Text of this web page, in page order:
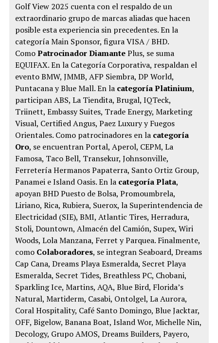
Golf View 2025 cuenta con el respaldo de un
extraordinario grupo de marcas aliadas que hacen
posible esta experiencia sin precedentes. En la
categoría Main Sponsor, figura VISA / BHD.
ComoPatrocinador DiamantePlus, se suma
EQUIFAX. En la Categoría Corporativa, respaldan el
evento BMW, JMMB, AFP Siembra, DP World,
Puntacana y Blue Mall. En la categoría Platinium,
participan ABS, La Tiendita, Brugal, IQTeck,
Triinett, Embassy Suites, Trade Energy, Marketing
Visual, Certified Angus, Paez Luxury y Fuegos
Orientales. Como patrocinadores en la categoría
Oro, se encuentran Portal, Aperol, CEPM, La
Famosa, Taco Bell, Transekur, Johnsonville,
Ferretería Hermanos Papaterra, Santo Ortiz Group,
Panamei e Island Oasis. En la categoría Plata,
apoyan BHD Puesto de Bolsa, Promoumbrela,
Liriano, Rica, Rubiera, Suerox, la Superintendencia de
Electricidad (SIE), BMI, Atlantic Tires, Herradura,
Stoli, Dountown, Almacén del Camión, Supex, Wiri
Woods, Lola Manzana, Ferret y Parquea. Finalmente,
como Colaboradores, se integran Seaboard, Dreams
Cap Cana, Dreams Playa Esmeralda, Secret Playa
Esmeralda, Secret Tides, Breathless PC, Chobani,
Sparkling Ice, Martins, AQA, Blue Bird, Florida’s
Natural, Martiderm, Casabi, Ontolgel, La Aurora,
Coral Hospitality, Café Santo Domingo, Blue Jacktar,
OFF, Bigelow, Banana Boat, Island Wor, Michelle Nin,
Decology, Grupo AMOS, Dreams Builders, Payero,